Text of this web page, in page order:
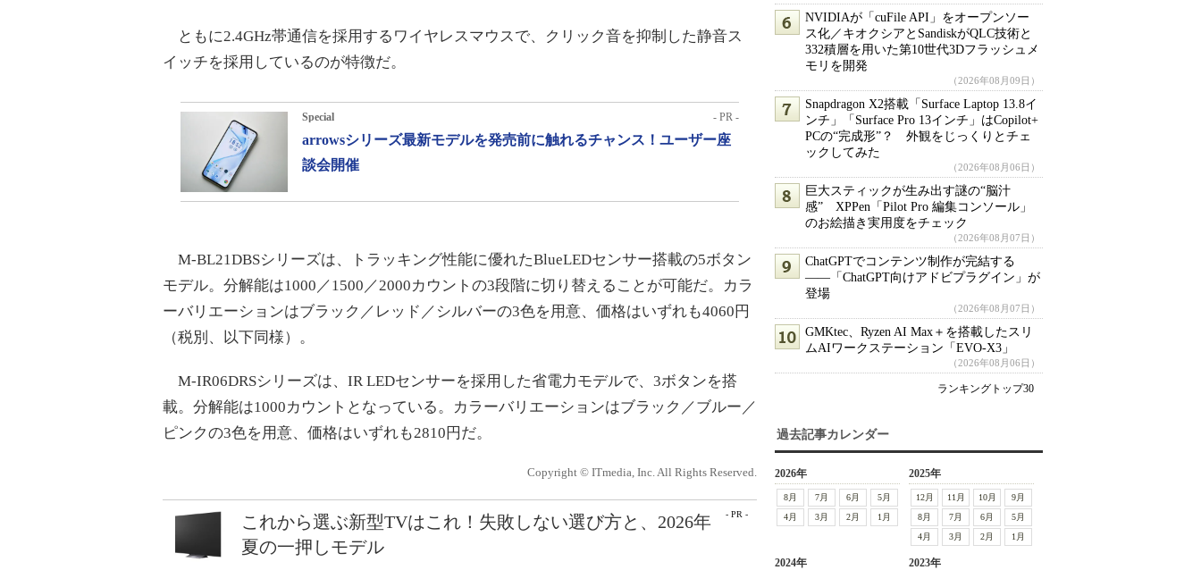
ともに2.4GHz帯通信を採用するワイヤレスマウスで、クリック音を抑制した静音ス
イッチを採用しているのが特徴だ。
Special - PR -
arrowsシリーズ最新モデルを発売前に触れるチャンス！ユーザー座
談会開催
M-BL21DBSシリーズは、トラッキング性能に優れたBlueLEDセンサー搭載の5ボタン
モデル。分解能は1000／1500／2000カウントの3段階に切り替えることが可能だ。カラ
ーバリエーションはブラック／レッド／シルバーの3色を用意、価格はいずれも4060円
（税別、以下同様）。
M-IR06DRSシリーズは、IR LEDセンサーを採用した省電力モデルで、3ボタンを搭
載。分解能は1000カウントとなっている。カラーバリエーションはブラック／ブルー／
ピンクの3色を用意、価格はいずれも2810円だ。
Copyright © ITmedia, Inc. All Rights Reserved.
- PR -
これから選ぶ新型TVはこれ！失敗しない選び方と、2026年
夏の一押しモデル
NVIDIAが「cuFile API」をオープンソー
ス化／キオクシアとSandiskがQLC技術と
332積層を用いた第10世代3Dフラッシュメ
モリを開発
（2026年08月09日）
Snapdragon X2搭載「Surface Laptop 13.8イ
ンチ」「Surface Pro 13インチ」はCopilot+
PCの“完成形”？ 外観をじっくりとチェ
ックしてみた
（2026年08月06日）
巨大スティックが生み出す謎の“脳汁
感” XPPen「Pilot Pro 編集コンソール」
のお絵描き実用度をチェック
（2026年08月07日）
ChatGPTでコンテンツ制作が完結する
――「ChatGPT向けアドビプラグイン」が
登場
（2026年08月07日）
GMKtec、Ryzen AI Max＋を搭載したスリ
ムAIワークステーション「EVO-X3」
（2026年08月06日）
ランキングトップ30
過去記事カレンダー
2026年
8月 7月 6月
5月
4月
3月 2月 1月
2025年
12月 11月 10月
9月
8月
7月 6月
5月
4月
3月 2月 1月
2024年 2023年